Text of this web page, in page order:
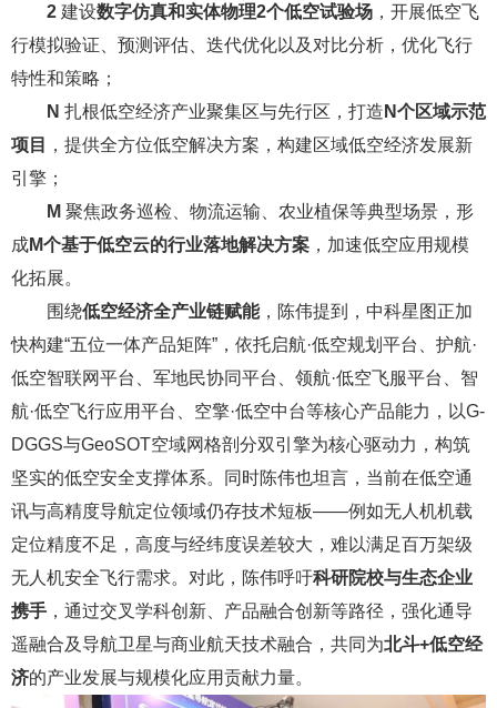
2 建设数字仿真和实体物理2个低空试验场 ，开展低空飞
行模拟验证、预测评估、迭代优化以及对比分析，优化飞行
特性和策略；
N 扎根低空经济产业聚集区与先行区，打造 N个区域示范
项目
，提供全方位低空解决方案，构建区域低空经济发展新
引擎；
M 聚焦政务巡检、物流运输、农业植保等典型场景，形
成M个基于低空云的行业落地解决方案 ，加速低空应用规模
化拓展。
围绕低空经济全产业链赋能，陈伟提到，中科星图正加
快构建“五位一体产品矩阵”，依托启航·低空规划平台、护航·
低空智联网平台、军地民协同平台、领航·低空飞服平台、 智
航·低空飞行应用平台
、空擎·低空中台等核心产品能力，以G-
DGGS与GeoSOT空域网格剖分双引擎为核心驱动力，构筑
坚实的低空安全支撑体系。同时陈伟也坦言，当前在低空通
讯与高精度导航定位领域仍存技术短板——例如无人机机载
定位精度不足，高度与经纬度误差较大，难以满足百万架级
无人机安全飞行需求。对此，陈伟呼吁科研院校与生态企业
携手 ，通过交叉学科创新、产品融合创新等路径，强化通导
遥融合及导航卫星与商业航天技术融合，共同为北斗+低空经
济的产业发展与规模化应用贡献力量。